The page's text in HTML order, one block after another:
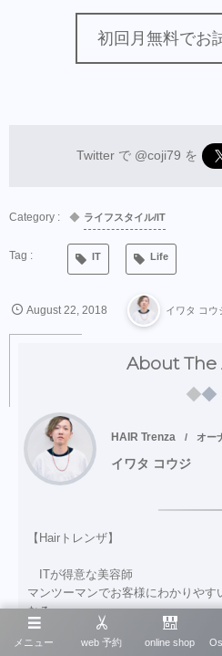
初回月無料でお
Twitter で @coji79 を
ライフスタイル/IT
IT Life
August 22 2018 イワタ コウ
About
HAIR Trenza オー
イワタ コウジ
【Hairトレンザ】
ITが得意な美容師
マンツーマンでお客様にわかりやす
なる
スタイルを提案している。
このサイトではECも運営。
メニュー web 予約 online shop